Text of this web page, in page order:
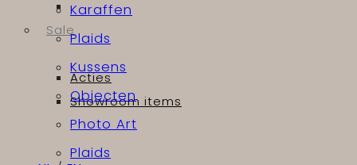
Sale
Acties
Showroom items
Karaffen
Plaids
Kussens
Objecten
Photo Art
Plaids